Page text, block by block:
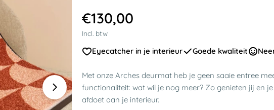
Normale
prijs
€130,00
Incl. btw
Eyecatcher in je interieur Goede kwaliteit
Met onze Arches deurmat heb je geen saaie entree
functionaliteit: wat wil je nog meer? Zo genieten jij en
afdoet aan je interieur.